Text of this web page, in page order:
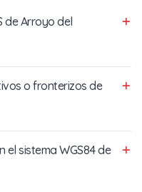
de Arroyo del
o fronterizos de
el sistema WGS84 de